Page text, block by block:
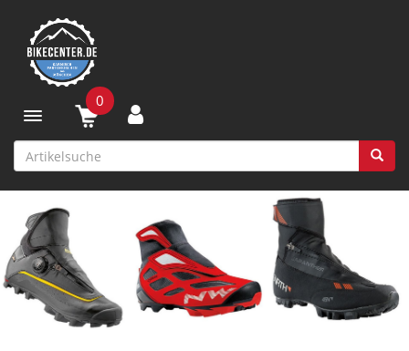
Toggle navigation
0